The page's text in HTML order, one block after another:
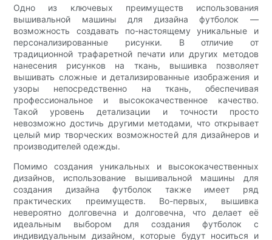
Одно из ключевых преимуществ использования
вышивальной машины для дизайна футболок —
возможность создавать по-настоящему уникальные и
персонализированные рисунки. В отличие от
традиционной трафаретной печати или других методов
нанесения рисунков на ткань, вышивка позволяет
вышивать сложные и детализированные изображения и
узоры непосредственно на ткань, обеспечивая
профессиональное и высококачественное качество.
Такой уровень детализации и точности просто
невозможно достичь другими методами, что открывает
целый мир творческих возможностей для дизайнеров и
производителей одежды.
Помимо создания уникальных и высококачественных
дизайнов, использование вышивальной машины для
создания дизайна футболок также имеет ряд
практических преимуществ. Во-первых, вышивка
невероятно долговечна и долговечна, что делает её
идеальным выбором для создания футболок с
индивидуальным дизайном, которые будут носиться и